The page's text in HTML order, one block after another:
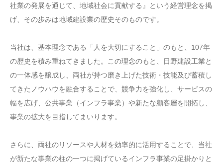
社業の発展を通じて、地域社会に貢献する』という経営理念を掲
げ、その歩みは地域建設業の歴史そのものです。
当社は、基本理念である「人を大切にすること」のもと、107年
の歴史を積み重ねてきました。この理念のもと、日野建設工業と
の一体感を醸成し、両社が持つ磨き上げた技術・技能及び蓄積し
てきたノウハウを融合することで、競争力を強化し、サービスの
幅を広げ、公共事業（インフラ事業）や新たな顧客層を開拓し、
事業の拡大を目指してまいります。
さらに、両社のリソースや人材を効率的に活用することで、当社
が新たな事業の柱の一つに掲げているインフラ事業の足掛かりと